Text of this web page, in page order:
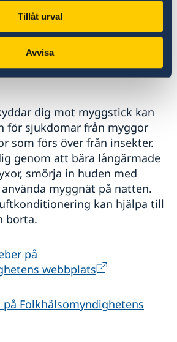
Tillåt urval
Avvisa
Större utbrott av
chikungunya förekommer
har endast få inhemska fall
dig mot myggstick kan
för sjukdomar från myggor
som förs över från insekter.
genom att bära långärmade
smörja in huden med
myggnät på natten.
kan hjälpa till
borta.
på
webbplats
på Folkhälsomyndighetens